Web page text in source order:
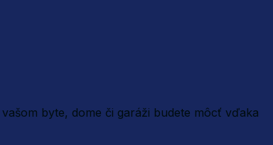
byte, dome či garáži budete môcť vďaka